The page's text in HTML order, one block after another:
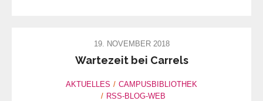
19. NOVEMBER 2018
Wartezeit bei Carrels
AKTUELLES
CAMPUSBIBLIOTHEK
RSS-BLOG-WEB